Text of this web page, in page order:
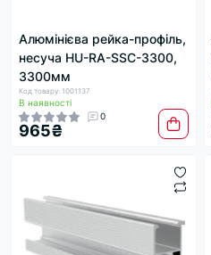
Алюмінієва рейка-профіль,
несуча HU-RA-SSC-3300,
3300мм
Код товару: 1001137
В наявності
0
965₴